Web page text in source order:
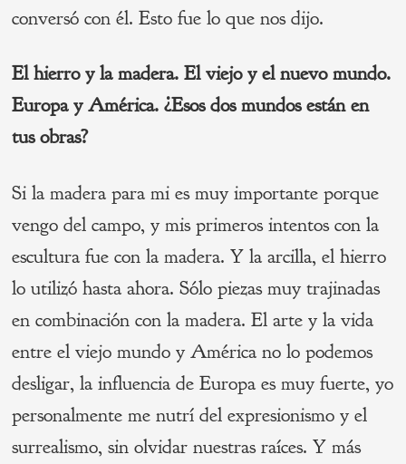
conversó con él. Esto fue lo que nos dijo.
El hierro y la madera. El viejo y el nuevo mundo.
Europa y América. ¿Esos dos mundos están en
tus obras?
Si la madera para mi es muy importante porque
vengo del campo, y mis primeros intentos con la
escultura fue con la madera. Y la arcilla, el hierro
lo utilizó hasta ahora. Sólo piezas muy trajinadas
en combinación con la madera. El arte y la vida
entre el viejo mundo y América no lo podemos
desligar, la influencia de Europa es muy fuerte, yo
personalmente me nutrí del expresionismo y el
surrealismo, sin olvidar nuestras raíces. Y más